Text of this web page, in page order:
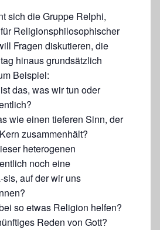
sich die Gruppe Relphi,
Religionsphilosophischer
Fragen diskutieren, die
hinaus grundsätzlich
Beispiel:
das, was wir tun oder
wie einen tieferen Sinn, der
zusammenhält?
heterogenen
noch eine
auf der wir uns
so etwas Religion helfen?
Reden von Gott?